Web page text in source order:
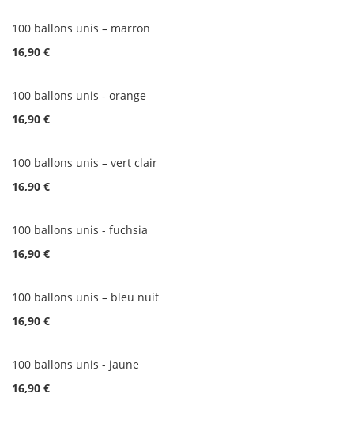
100 ballons unis – marron
16,90 €
100 ballons unis - orange
16,90 €
100 ballons unis – vert clair
16,90 €
100 ballons unis - fuchsia
16,90 €
100 ballons unis – bleu nuit
16,90 €
100 ballons unis - jaune
16,90 €